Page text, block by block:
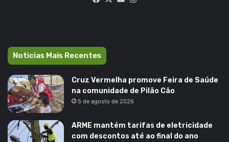
Noticias Mais Recentes
Cruz Vermelha promove Feira de Saúde
na comunidade de Pilão Cão
5 de agosto de 2026
ARME mantém tarifas de eletricidade
com descontos até ao final do ano